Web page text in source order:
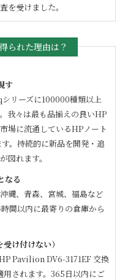
を受けました。
られた理由は？
す
リーズに100000種類以上
我々は最も品揃えの良いHP
場に流通しているHPノート
。持続的に新品を開発・追
図れます。
なる
縄、青森、宮城、福島など
間以内に最寄りの倉庫から
け付けない）
Pavilion DV6-3171EF交換
されます。365日以内にご